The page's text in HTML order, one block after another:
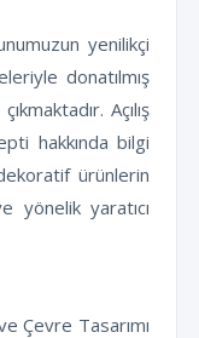
yenilikçi
donatılmış
Açılış
hakkında bilgi
ürünlerin
yönelik yaratıcı
Çevre Tasarımı